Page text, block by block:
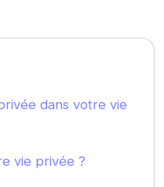
dans votre vie
vie privée ?